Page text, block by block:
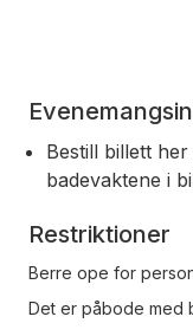
Bestill billett
badevaktene i
Restriktioner
Berre ope for
Det er påbode med